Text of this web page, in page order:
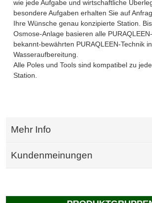
wie jede Aufgabe und wirtschaftliche
besondere Aufgaben erhalten Sie auf
Ihre Wünsche genau konzipierte Station.
Osmose-Anlage basieren alle
bekannt-bewährten PURAQLEEN-Technik
Wasseraufbereitung.
Alle Poles und Tools sind kompatibel zu
Station.
Mehr Info
Kundenmeinungen